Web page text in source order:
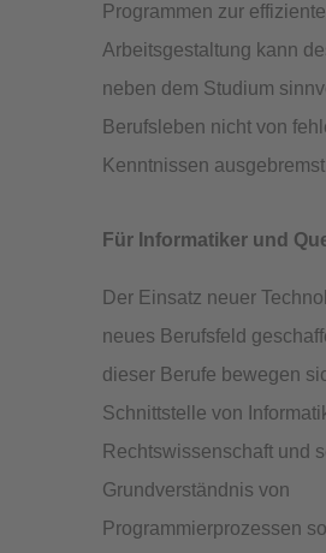
Programmen zur
Arbeitsgestaltung kann
neben dem Studium
Berufsleben nicht von
Kenntnissen
Für Informatiker und
Der Einsatz neuer
neues Berufsfeld
dieser Berufe bewegen
Schnittstelle von
Rechtswissenschaft und
Grundverständnis von
Programmierprozessen